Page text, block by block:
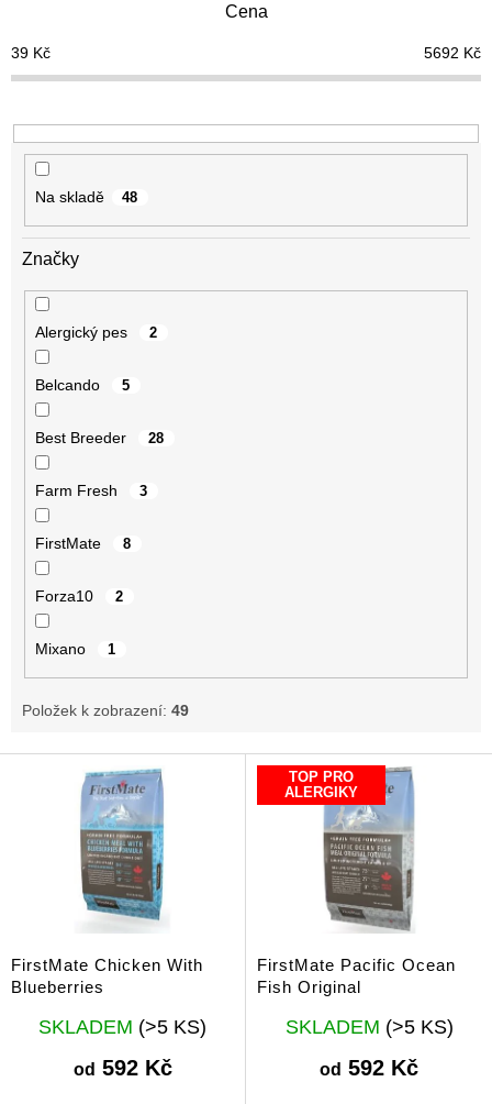
o
d
k
t
Cena
39 Kč 5692 Kč
Na skladě 48
Značky
Alergický pes 2
Belcando 5
Best Breeder 28
Farm Fresh 3
FirstMate 8
Forza10 2
Mixano 1
Položek k zobrazení: 49
V
d
u
FirstMate Chicken With
Blueberries
Průměrné
hodnocení
produktu
je
SKLADEM (>5 KS)
od 592 Kč
TOP PRO
ALERGIKY
FirstMate Pacific Ocean
Fish Original
Průměrné
hodnocení
produktu
je
SKLADEM (>5 KS)
od 592 Kč